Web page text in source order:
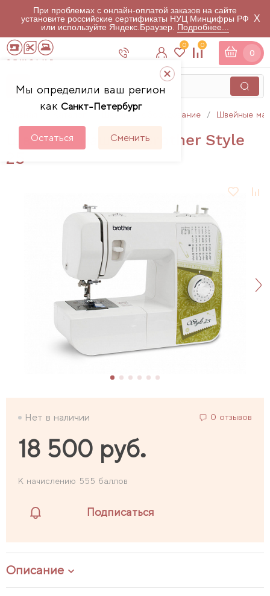
При проблемах с онлайн-оплатой заказов на сайте
установите российские сертификаты НУЦ Минцифры РФ
или используйте Яндекс.Браузер. Подробнее...
X
Мы определили ваш регион
как Санкт-Петербург
Остаться Сменить
0 0
0
Швейное оборудование Швейные
Швейная машина Brother Style
25
Нет в наличии 0 отзывов
18 500 руб.
К начислению 555 баллов
Подписаться
Описание